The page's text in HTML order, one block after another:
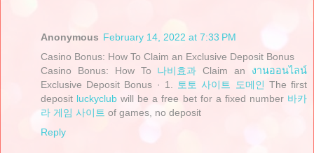
Anonymous February 14, 2022 at 7:33 PM
Casino Bonus: How To Claim an Exclusive Deposit Bonus
Casino Bonus: How To 나비효과 Claim an งานออนไลน์
Exclusive Deposit Bonus · 1.
토토 사이트 도메인 The first
deposit luckyclub will be a free bet for a fixed number 바카
라 게임 사이트 of games, no deposit
Reply